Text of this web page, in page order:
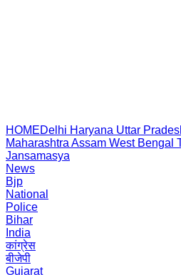
HOMEDelhi Haryana Uttar
Maharashtra Assam West Bengal
Jansamasya
News
Bjp
National
Police
Bihar
India
कांग्रेस
बीजेपी
Gujarat